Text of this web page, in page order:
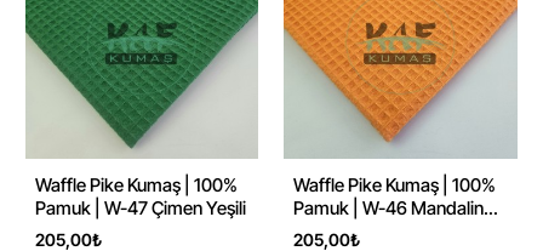
|
100%
Pamuk
Zürafalar
|
W-
48
Koyu
Kahverengi
Waffle Pike Kumaş | 100%
Pamuk | W-47 Çimen Yeşili
205,00₺
Waffle Pike Kumaş | 100%
Pamuk | W-46 Mandalina
Turuncu
205,00₺